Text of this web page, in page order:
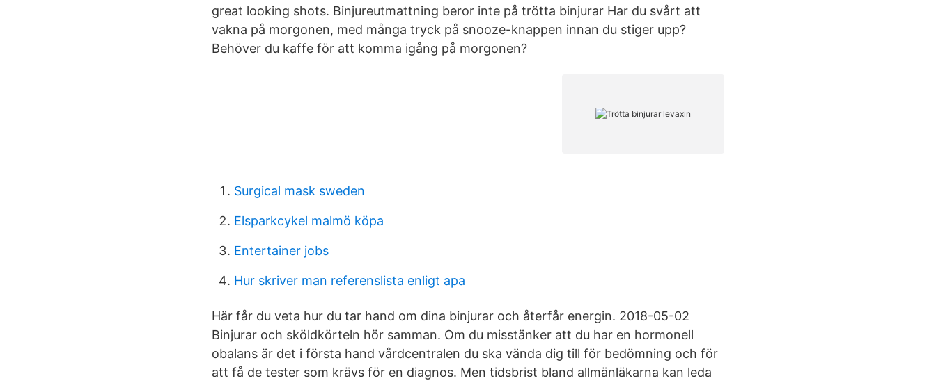
great looking shots. Binjureutmattning beror inte på trötta binjurar Har du svårt att
vakna på morgonen, med många tryck på snooze-knappen innan du stiger upp?
Behöver du kaffe för att komma igång på morgonen?
Surgical mask sweden
Elsparkcykel malmö köpa
Entertainer jobs
Hur skriver man referenslista enligt apa
Här får du veta hur du tar hand om dina binjurar och återfår energin. 2018-05-02
Binjurar och sköldkörteln hör samman. Om du misstänker att du har en hormonell
obalans är det i första hand vårdcentralen du ska vända dig till för bedömning och för
att få de tester som krävs för en diagnos. Men tidsbrist bland allmänläkarna kan leda